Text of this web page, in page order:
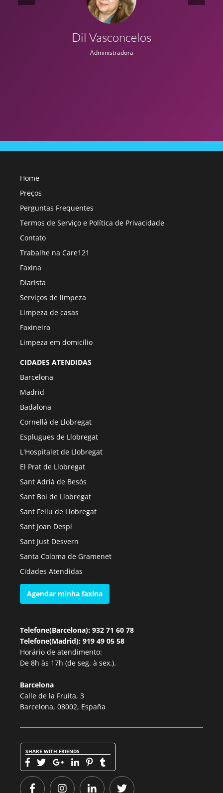
Dil Vasconcelos
Administradora
Home
Preços
Perguntas Frequentes
Termos de Serviço e Política de Privacidade
Contato
Trabalhe na Care121
Faxina
Diarista
Serviços de limpeza
Limpeza de casas
Faxineira
Limpeza em domicílio
CIDADES ATENDIDAS
Barcelona
Madrid
Badalona
Cornellà de Llobregat
Esplugues de Llobregat
L'Hospitalet de Llobregat
El Prat de Llobregat
Sant Adrià de Besòs
Sant Boi de Llobregat
Sant Feliu de Llobregat
Sant Joan Despí
Sant Just Desvern
Santa Coloma de Gramenet
Cidades Atendidas
Agendar minha faxina
Telefone(Barcelona): 932 71 60 78
Telefone(Madrid): 919 49 05 58
Horário de atendimento:
De 8h às 17h (de seg. à sex.).
Barcelona
Calle de la Fruita, 3
Barcelona, 08002, España
SHARE WITH FRIENDS